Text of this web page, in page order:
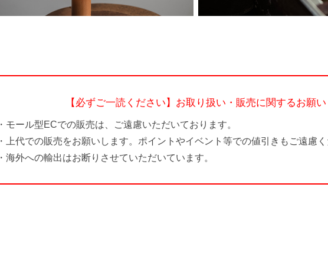
【必ずご一読ください】お取り扱い・販売に関するお願い
・モール型ECでの販売は、ご遠慮いただいております。
・上代での販売をお願いします。ポイントやイベント等での値引きもご遠慮
・海外への輸出はお断りさせていただいています。